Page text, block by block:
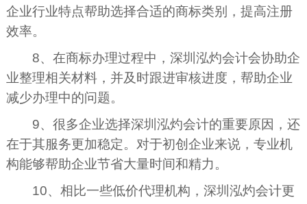
企业行业特点帮助选择合适的商标类别，提高注册
效率。
8、在商标办理过程中，深圳泓灼会计会协助企
业整理相关材料，并及时跟进审核进度，帮助企业
减少办理中的问题。
9、很多企业选择深圳泓灼会计的重要原因，还
在于其服务更加稳定。对于初创企业来说，专业机
构能够帮助企业节省大量时间和精力。
10、相比一些低价代理机构，深圳泓灼会计更